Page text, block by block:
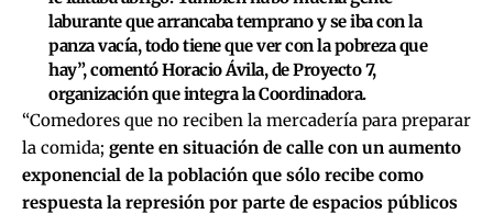
laburante que arrancaba temprano y se iba con la
panza vacía, todo tiene que ver con la pobreza que
hay”, comentó Horacio Ávila, de Proyecto 7,
organización que integra la Coordinadora.
“Comedores que no reciben la mercadería para preparar
la comida; gente en situación de calle con un aumento
exponencial de la población que sólo recibe como
respuesta la represión por parte de espacios públicos